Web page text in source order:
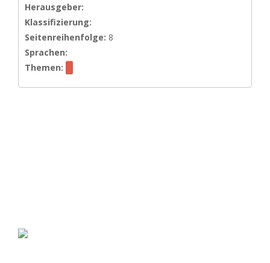
Herausgeber:
Klassifizierung:
Seitenreihenfolge: 8
Sprachen:
Themen: